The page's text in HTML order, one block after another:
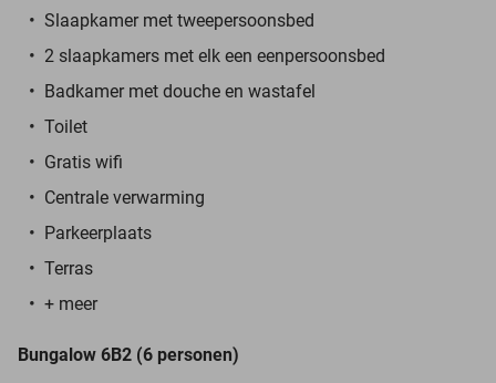
Slaapkamer met tweepersoonsbed
2 slaapkamers met elk een eenpersoonsbed
Badkamer met douche en wastafel
Toilet
Gratis wifi
Centrale verwarming
Parkeerplaats
Terras
+ meer
Bungalow 6B2 (6 personen)